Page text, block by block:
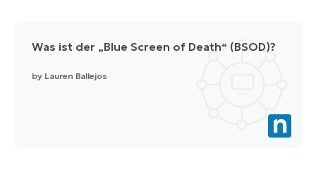
Was ist der „Blue Screen of Death“ (BSOD)?
by Lauren Ballejos